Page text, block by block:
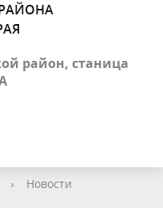
район, станица
› Новости